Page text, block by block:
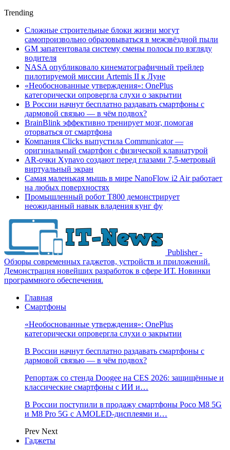
Trending
Сложные строительные блоки жизни могут
самопроизвольно образовываться в межзвёздной пыли
GM запатентовала систему смены полосы по взгляду
водителя
NASA опубликовало кинематографичный трейлер
пилотируемой миссии Artemis II к Луне
«Необоснованные утверждения»: OnePlus
категорически опровергла слухи о закрытии
В России начнут бесплатно раздавать смартфоны с
дармовой связью — в чём подвох?
BrainBlink эффективно тренирует мозг, помогая
оторваться от смартфона
Компания Clicks выпустила Communicator —
оригинальный смартфон с физической клавиатурой
AR-очки Xynavo создают перед глазами 7,5-метровый
виртуальный экран
Самая маленькая мышь в мире NanoFlow i2 Air работает
на любых поверхностях
Промышленный робот Т800 демонстрирует
неожиданный навык владения кунг фу
Publisher -
Обзоры современных гаджетов, устройств и приложений.
Демонстрация новейших разработок в сфере ИТ. Новинки
программного обеспечения.
Главная
Смартфоны
«Необоснованные утверждения»: OnePlus
категорически опровергла слухи о закрытии
В России начнут бесплатно раздавать смартфоны с
дармовой связью — в чём подвох?
Репортаж со стенда Doogee на CES 2026: защищённые и
классические смартфоны с ИИ и…
В России поступили в продажу смартфоны Poco M8 5G
и M8 Pro 5G с AMOLED-дисплеями и…
Prev Next
Гаджеты